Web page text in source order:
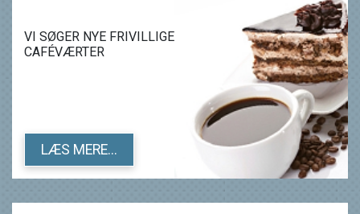
VI SØGER NYE FRIVILLIGE
CAFÉVÆRTER
LÆS MERE...